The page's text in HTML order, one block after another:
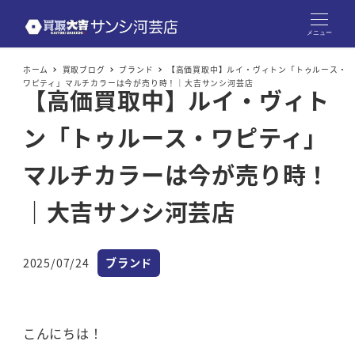
メニュー
ホーム 買取ブログ ブランド
【高価買取中】ルイ・ヴィトン「トゥルース・
ワピティ」マルチカラーは今が売り時！｜大吉サンシ河芸店
【高価買取中】ルイ・ヴィト
ン「トゥルース・ワピティ」
マルチカラーは今が売り時！
｜大吉サンシ河芸店
投稿日
2025/07/24 カテゴリー
ブランド
こんにちは！